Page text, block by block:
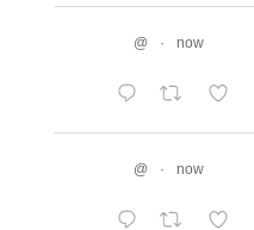
@ · now
@ · now